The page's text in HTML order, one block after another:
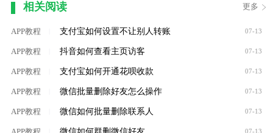
相关阅读 更多
APP教程 支付宝如何设置不让别人转账 07-13
APP教程 抖音如何查看主页访客 07-13
APP教程 支付宝如何开通花呗收款 07-13
APP教程 微信批量删除好友怎么操作 07-13
APP教程 微信如何批量删除联系人 07-13
07-13